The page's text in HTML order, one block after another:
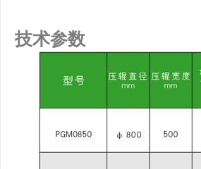
技术参数